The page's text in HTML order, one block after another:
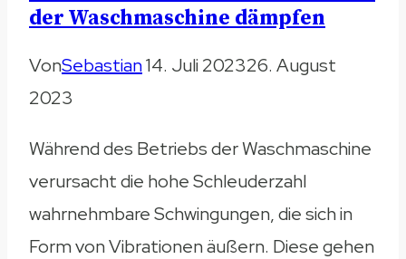
2023
der Waschmaschine dämpfen
VonSebastian14. Juli 202326. August
2023
Während des Betriebs der Waschmaschine
verursacht die hohe Schleuderzahl
wahrnehmbare Schwingungen, die sich in
Form von Vibrationen äußern. Diese gehen